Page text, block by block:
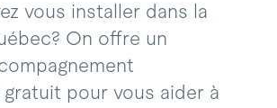
vous installer dans la
On offre un
pour vous aider à